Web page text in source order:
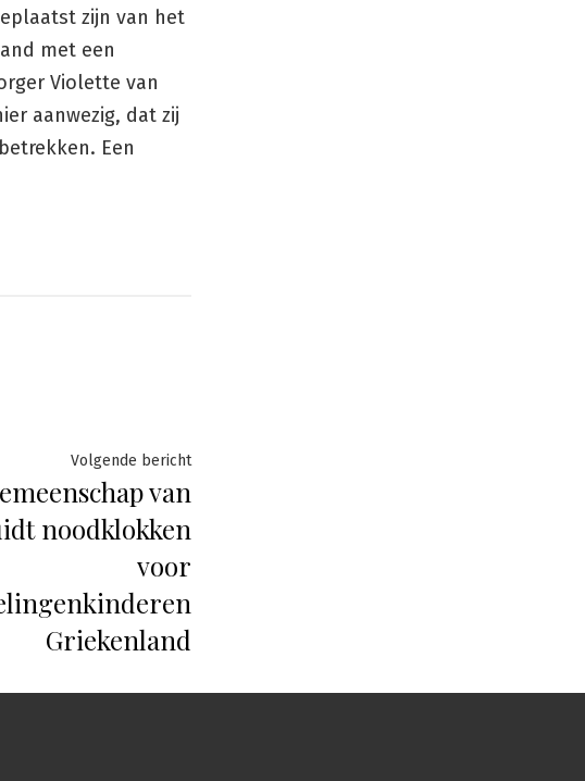
zijn van het
met een
Violette van
aanwezig, dat zij
Een
Volgende berichtVolgende
van
noodklokken
voor
Griekenland